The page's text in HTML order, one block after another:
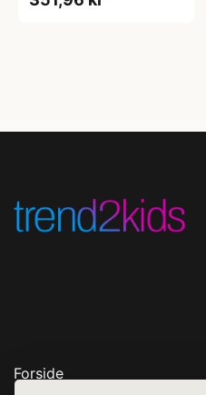
Forside